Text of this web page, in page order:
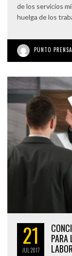
de los servicios
huelga de los
PUNTO PRENSA
21
JUL2017
PARA